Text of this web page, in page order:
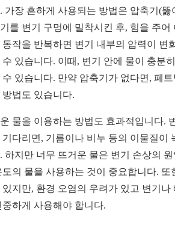
가장 흔하게 사용되는 방법은 압축기(
를 변기 구멍에 밀착시킨 후, 힘을 주
동작을 반복하면 변기 내부의 압력이 변
수 있습니다. 이때, 변기 안에 물이 충분
수 있습니다. 만약 압축기가 없다면, 페
방법도 있습니다.
물을 이용하는 방법도 효과적입니다.
기다리면, 기름이나 비누 등의 이물질이
하지만 너무 뜨거운 물은 변기 손상의
도의 물을 사용하는 것이 중요합니다.
있지만, 환경 오염의 우려가 있고 변기
중하게 사용해야 합니다.